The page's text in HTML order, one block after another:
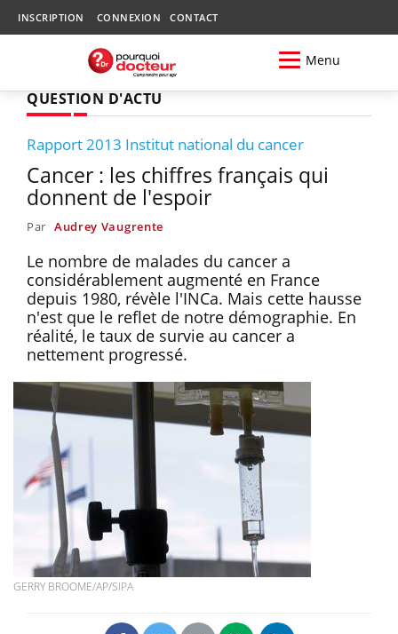
INSCRIPTION CONNEXION CONTACT
Menu
QUESTION D'ACTU
Rapport 2013 Institut national du cancer
Cancer : les chiffres français qui
donnent de l'espoir
Par Audrey Vaugrente
Le nombre de malades du cancer a
considérablement augmenté en France
depuis 1980, révèle l'INCa. Mais cette hausse
n'est que le reflet de notre démographie. En
réalité, le taux de survie au cancer a
nettement progressé.
GERRY BROOME/AP/SIPA